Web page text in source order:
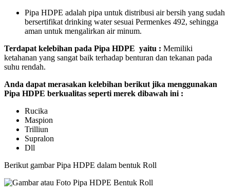
Pipa HDPE adalah pipa untuk distribusi air bersih yang sudah
bersertifikat drinking water sesuai Permenkes 492, sehingga
aman untuk mengalirkan air minum.
Terdapat kelebihan pada Pipa HDPE yaitu : Memiliki
ketahanan yang sangat baik terhadap benturan dan tekanan pada
suhu rendah.
Anda dapat merasakan kelebihan berikut jika menggunakan
Pipa HDPE berkualitas seperti merek dibawah ini :
Rucika
Maspion
Trilliun
Supralon
Dll
Berikut gambar Pipa HDPE dalam bentuk Roll